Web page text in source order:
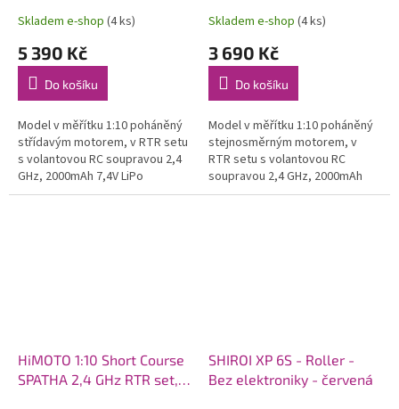
Skladem e-shop (4 ks)
5 390 Kč
Do košíku
Model v měřítku 1:10 poháněný
střídavým motorem, v RTR setu
s volantovou RC soupravou 2,4
GHz, 2000mAh 7,4V LiPo
pohonným akumulátorem a
Skladem e-shop (4 ks)
3 690 Kč
Do košíku
Model v měřítku 1:10 poháněný
stejnosměrným motorem, v
RTR setu s volantovou RC
soupravou 2,4 GHz, 2000mAh
7,2V NiMH pohonným
HiMOTO 1:10 Short Course
SPATHA 2,4 GHz RTR set,
SHIROI XP 6S - Roller -
Bez elektroniky - červená